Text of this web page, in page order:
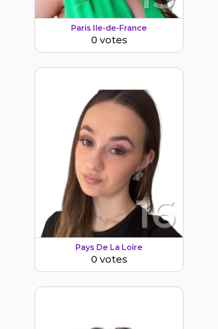
Paris Ile-de-France
0 votes
16
Pays De La Loire
0 votes